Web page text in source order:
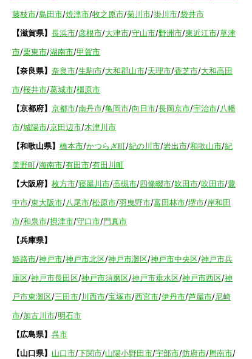
藤枝市/島田市/焼津市/牧之原市/菊川市/掛川市/袋井市
【滋賀県】 長浜市/彦根市/大津市/守山市/野洲市/東近江市/草津
市/栗東市/湖南市/甲賀市
【奈良県】 奈良市/生駒市/大和郡山市/天理市/香芝市/大和高田
市/桜井市/葛城市/橿原市
【京都府】 京都市/南丹市/亀岡市/向日市/長岡京市/宇治市/八幡
市/城陽市/京田辺市/木津川市
【和歌山県】 橋本市/かつらぎ町/紀の川市/岩出市/和歌山市/紀
美野町/海南市/有田市/有田川町
【大阪府】 枚方市/寝屋川市/高槻市/四條畷市/吹田市/吹田市/豊
中市/東大阪市/八尾市/松原市/羽曳野市/富田林市/堺市/岸和田
市/和泉市/摂津市/守口市/門真市
【兵庫県】
姫路市/神戸市/神戸市北区/神戸市灘区/神戸市中央区/神戸市兵
庫区/神戸市長田区/神戸市須磨区/神戸市垂水区/神戸市西区/神
戸市東灘区/三田市/川西市/宝塚市/西宮市/伊丹市/芦屋市/尼崎
市/加古川市/明石市
【広島県】 呉市
【山口県】 山口市/下関市/山陽小野田市/宇部市/防府市/周南市/